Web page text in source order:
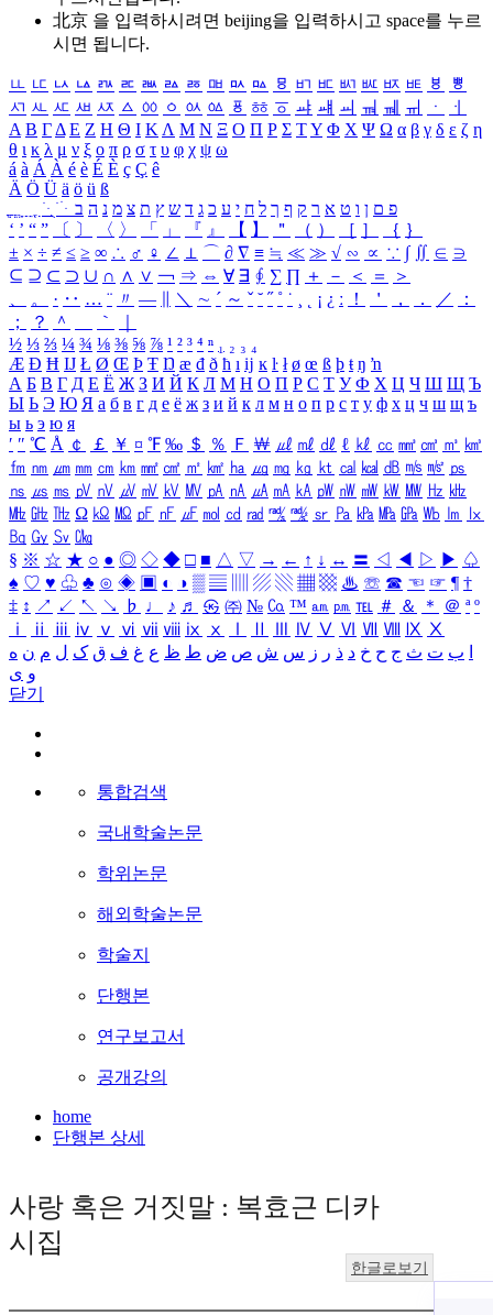
北京 을 입력하시려면 beijing을 입력하시고 space를 누르
시면 됩니다.
ㅥ ㅦ ㅧ ㅨ ㅩ ㅪ ㅫ ㅬ ㅭ ㅮ ㅯ ㅰ ㅱ ㅲ ㅳ ㅴ ㅵ ㅶ ㅷ ㅸ
ㅹ
ㅺ ㅻ ㅼ ㅽ ㅾ ㅿ ㆀ ㆁ ㆂ ㆃ ㆄ ㆅ ㆆ ㆇ ㆈ ㆉ ㆊ ㆋ ㆌ ㆍ
ㆎ
Α Β ΓΔ Ε Ζ Η Θ Ι ΚΛ Μ Ν Ξ Ο Π Ρ Σ ΤΥ Φ Χ Ψ Ω α β γ δ ε ζ η
θ ι κ λ μ ν ξ ο π ρ σ τ υ φ χ ψ ω
á à Á À é è É È ç Ç ê
Ä Ö Ü ä ö ü ß
ִֶֹ ֻּ ׁׂ פ ם ן ו ט א ר ק ף ך ל ח י ע כ ג ד ש ץ ת צ מ נ ה ב
‘ ’ “ ” 〔 〕 〈 〉 「 」 『 』 【 】 ＂ （ ） ［ ］ ｛ ｝
± × ÷ ≠ ≤ ≥ ∞ ∴ ♂ ♀ ∠ ⊥ ⌒ ∂ ∇ ≡ ≒ ≪ ≫ √ ∽ ∝ ∵ ∫ ∬ ∈ ∋
⊆ ⊇ ⊂ ⊃ ∪ ∩ ∧ ∨ ￢ ⇒ ⇔ ∀ ∃ ∮ ∑ ∏ ＋ － ＜ ＝
＞
、
。 · ‥ … ¨ 〃 ― ＼ ∼ ´ ～ ˇ ˘ ˝ ˚ ˙ ¸ ¡ ¿ ː ！ ＇ ， ． ／
：
；
？ ＾ ｀
½ ⅓ ⅔ ¼ ¾ ⅛ ⅜ ⅝ ⅞ ¹ ² ³ ⁴ ⁿ ₁ ₂ ₃ ₄
Æ Ð Ħ Ĳ Ł Ø Œ Þ Ŧ Ŋ æ đ ð ħ ı ĳ ĸ ŀ ł ø œ ß þ ŧ ŋ ŉ
А Б В Г Д Е Ё Ж З И Й К Л М Н О П Р С Т У Ф Х Ц Ч Ш Щ Ъ
Ы Ь Э Ю Я а б в г д е ё ж з и й к л м н о п р с т у ф х ц ч ш щ ъ
ы ь э ю я
′ ″ ℃ Å ￠ ￡ ￥ ¤ ℉ ‰ ＄ ％ Ｆ ￦ ㎕ ㎖ ㎗ ℓ ㎘ ㏄ ㎣ ㎤ ㎥ ㎦
㎙ ㎚ ㎛ ㎜ ㎝ ㎞ ㎟ ㎠ ㎡ ㎢ ㏊ ㎍ ㎎ ㎏ ㏏ ㎈ ㎉ ㏈ ㎧ ㎨ ㎰
㎱ ㎲ ㎳ ㎴ ㎵ ㎶ ㎷ ㎸ ㎹ ㎀ ㎁ ㎂ ㎃ ㎄ ㎺ ㎻ ㎽ ㎾ ㎿ ㎐ ㎑
㎒ ㎓ ㎔ Ω ㏀ ㏁ ㎊ ㎋ ㎌ ㏖ ㏅ ㎭ ㎮ ㎯ ㏛ ㎩ ㎪ ㎫ ㎬ ㏝ ㏐
㏓
㏃ ㏉ ㏜ ㏆
§ ※ ☆ ★ ○ ● ◎ ◇ ◆ □ ■ △ ▽ → ← ↑ ↓ ↔ 〓 ◁ ◀ ▷ ▶ ♤
♠ ♡ ♥ ♧ ♣ ⊙ ◈ ▣ ◐ ◑ ▒ ▤ ▨ ▧ ▦ ▩ ♨ ☏ ☎ ☜ ☞ ¶ †
‡ ↕ ↗ ↙ ↖ ↘ ♭ ♩ ♪ ♬ ㉿ ㈜ № ㏇ ™ ㏂ ㏘ ℡ ＃ ＆ ＊ ＠ ª º
ⅰ
ⅱ ⅲ ⅳ ⅴ ⅵ ⅶ ⅷ ⅸ ⅹ Ⅳ Ⅴ Ⅵ Ⅶ Ⅷ Ⅸ Ⅹ
ب ت ث ج ح خ د ذ ر ز س ش ص ض ط ظ ع غ ف ق ک ل م ن ه
و ی
닫기
통합검색
국내학술논문
학위논문
해외학술논문
학술지
단행본
연구보고서
공개강의
home
단행본 상세
사랑 혹은 거짓말 : 복효근 디카
시집
한글로보기